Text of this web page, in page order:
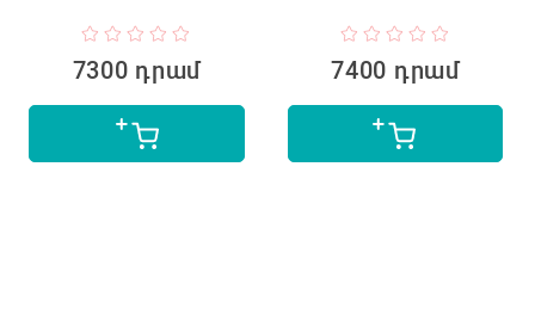
7300 դրամ 7400 դրամ